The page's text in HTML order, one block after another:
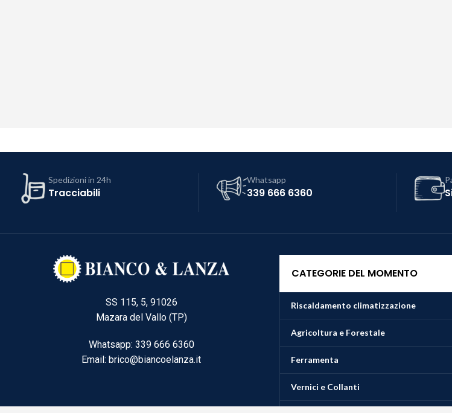
Spedizioni in 24h
Tracciabili
Whatsapp
339 666 6360
SS 115, 5, 91026
Mazara del Vallo (TP)
Whatsapp: 339 666 6360
Email: brico@biancoelanza.it
CATEGORIE DEL MOMENTO
Riscaldamento climatizzazione
Agricoltura e Forestale
Ferramenta
Vernici e Collanti